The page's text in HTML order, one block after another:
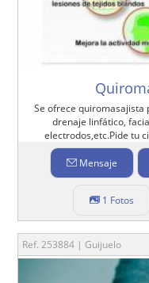
Se ofrece quiromasajista
drenaje linfático,
electrodos,etc.Pide tu
Mensaje
1 Fotos
Ref. 253884 | Guijuelo